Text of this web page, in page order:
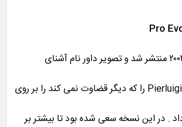
Pro
این نسخه در سال ۲۰۰۳ منتشر شد و تصویر داور نام آشنای
ایتالیایی , Pierluigi Collina را که دیگر قضاوت نمی کند را بر روی
. در این نسخه سعی شده بود تا بیشتر بر